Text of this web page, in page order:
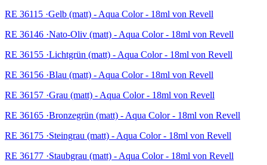
RE 36115 ·Gelb (matt) - Aqua Color - 18ml von Revell
RE 36146 ·Nato-Oliv (matt) - Aqua Color - 18ml von Revell
RE 36155 ·Lichtgrün (matt) - Aqua Color - 18ml von Revell
RE 36156 ·Blau (matt) - Aqua Color - 18ml von Revell
RE 36157 ·Grau (matt) - Aqua Color - 18ml von Revell
RE 36165 ·Bronzegrün (matt) - Aqua Color - 18ml von Revell
RE 36175 ·Steingrau (matt) - Aqua Color - 18ml von Revell
RE 36177 ·Staubgrau (matt) - Aqua Color - 18ml von Revell